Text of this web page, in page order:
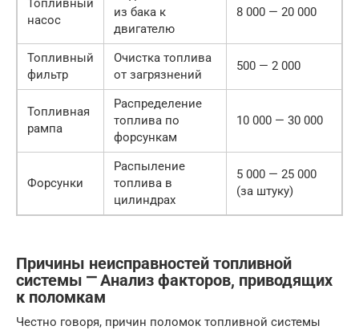
Топливный
насос
из бака к
двигателю
8 000 — 20 000
Топливный
фильтр
Очистка топлива
от загрязнений
500 — 2 000
Топливная
рампа
Распределение
топлива по
форсункам
10 000 — 30 000
Форсунки
Распыление
топлива в
цилиндрах
5 000 — 25 000
(за штуку)
Причины неисправностей топливной
системы ⎻ Анализ факторов, приводящих
к поломкам
Честно говоря, причин поломок топливной системы